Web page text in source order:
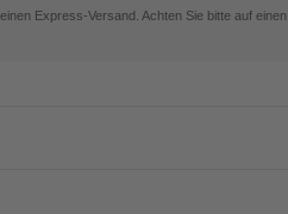
Express-Versand. Achten Sie bitte auf einen